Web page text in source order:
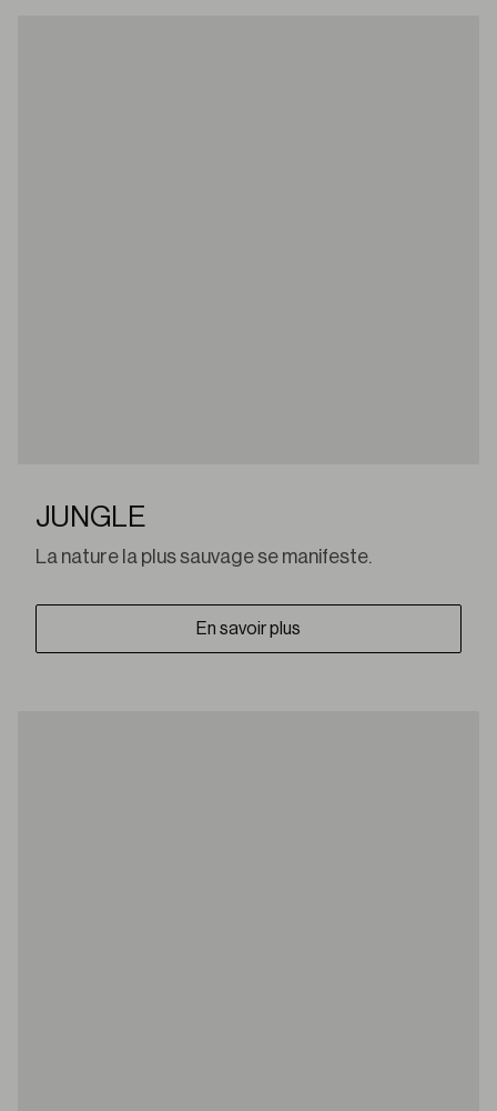
JUNGLE
La nature la plus sauvage se manifeste.
En savoir plus